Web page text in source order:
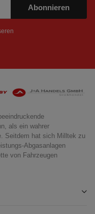
Abonnieren
als ein wahrer
Seitdem hat sich Milltek zu
Abgasanlagen
von Fahrzeugen